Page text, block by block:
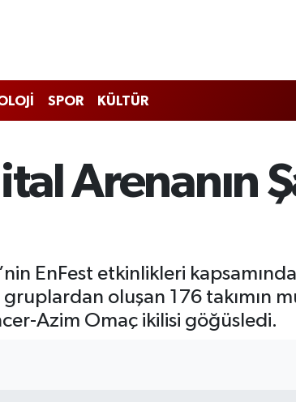
SPOR KÜLTÜR
Arenanın
EnFest etkinlikleri
gruplardan oluşan 176 takımın
Azim Omaç ikilisi göğüsledi.